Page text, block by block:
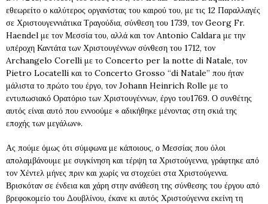
εθεωρείτο ο καλύτερος οργανίστας του καιρού του, με τις 12 Παραλλαγές
σε Χριστουγεννιάτικα Τραγούδια, σύνθεση του 1739, τον Georg Fr.
Haendel με τον Μεσσία του, αλλά και τον Antonio Caldara με την
υπέροχη Καντάτα των Χριστουγέννων σύνθεση του 1712, τον
Archangelo Corelli με το Concerto per la notte di Natale, τον
Pietro Locatelli και το Concerto Grosso “di Natale” που ήταν
μάλιστα το πρώτο του έργο, τον Johann Heinrich Rolle με το
εντυπωσιακό Ορατόριο των Χριστουγέννων, έργο του1769. Ο συνθέτης
αυτός είναι αυτό που εννοούμε « αδικήθηκε μένοντας στη σκιά της
εποχής των μεγάλων».
Ας πούμε όμως ότι σύμφωνα με κάποιους, ο Μεσσίας που όλοι
απολαμβάνουμε με συγκίνηση και τέρψη τα Χριστούγεννα, γράφτηκε από
τον Χέντελ μήνες πριν και χωρίς να στοχεύει στα Χριστούγεννα.
Βρισκόταν σε ένδεια και χάρη στην ανάθεση της σύνθεσης του έργου από
βρεφοκομείο του Δουβλίνου, έκανε κι αυτός Χριστούγεννα εκείνη τη